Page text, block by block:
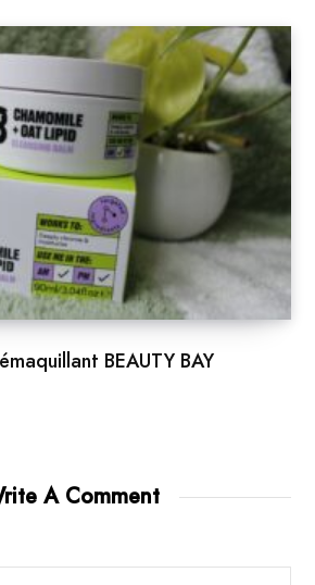
BEAUTY BAY
A Comment